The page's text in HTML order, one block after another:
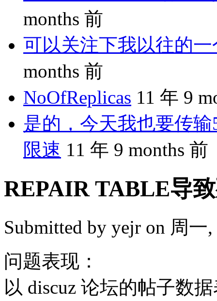
months 前
可以关注下我以往的
months 前
NoOfReplicas 11 年 9
是的，今天我也要传
限速 11 年 9 months 前
REPAIR TABLE导
Submitted by yejr on 周一,
问题表现：
以 discuz 论坛的帖子数